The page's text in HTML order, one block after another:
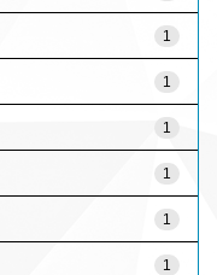
1
1
1
1
1
1